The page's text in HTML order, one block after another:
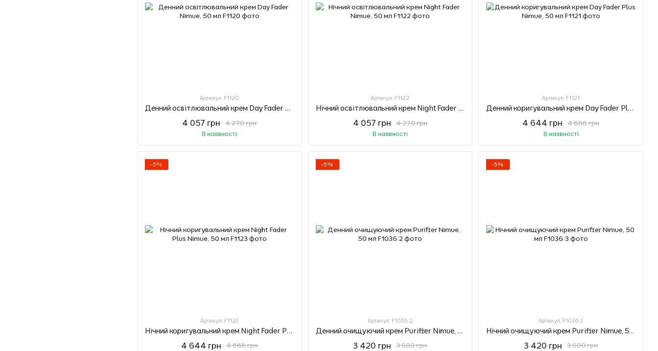
Артикул: F1120
Денний освітлювальний крем Day Fader Nimue, 50 мл
4 270 грн
4 057 грн
В наявності
Артикул: F1122
Нічний освітлювальний крем Night Fader Nimue, 50 мл
4 270 грн
4 057 грн
В наявності
Артикул: F1121
Денний коригувальний крем Day Fader Plus Nimue, 50 мл
4 888 грн
4 644 грн
В наявності
−5%
Артикул: F1123
Нічний коригувальний крем Night Fader Plus Nimue, 50 мл
4 888 грн
4 644 грн
−5%
Артикул: F1036/2
Денний очищуючий крем Purifier Nimue, 50 мл
3 600 грн
3 420 грн
−5%
Артикул: F1036/3
Нічний очищуючий крем Purifier Nimue, 50 мл
3 600 грн
3 420 грн